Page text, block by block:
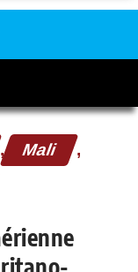
, Mali ,